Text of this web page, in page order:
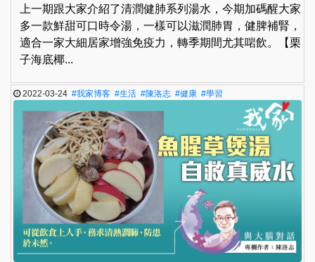
上一期跟大家介紹了清潤健肺系列湯水，今期加碼醒大家
多一款鮮甜可口時令湯，一樣可以滋潤肺胃，健脾補腎，
適合一家大細居家增強免疫力，轉季期間尤其啱飲。【栗
子海底椰...
2022-03-24#我家博客 #生活 #陳洛志 #健康 #學習